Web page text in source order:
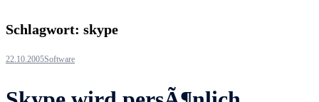
Schlagwort: skype
22.10.2005Software